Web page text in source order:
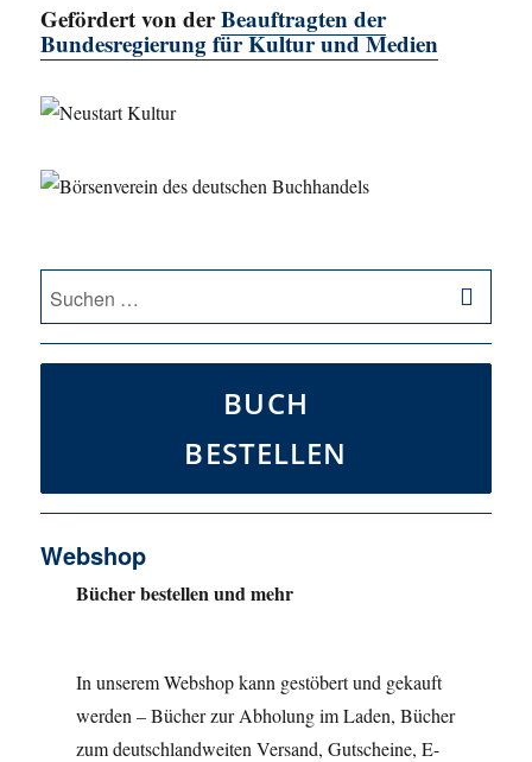
Gefördert von derBeauftragten der
Bundesregierung für Kultur und Medien
Suche
nach:
BUCH
BESTELLEN
Webshop
Bücher bestellen und mehr
In unserem Webshop kann gestöbert und gekauft
werden – Bücher zur Abholung im Laden, Bücher
zum deutschlandweiten Versand, Gutscheine, E-